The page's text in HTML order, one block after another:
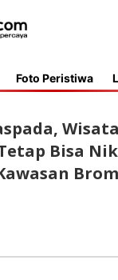
Foto Peristiwa
Bisa